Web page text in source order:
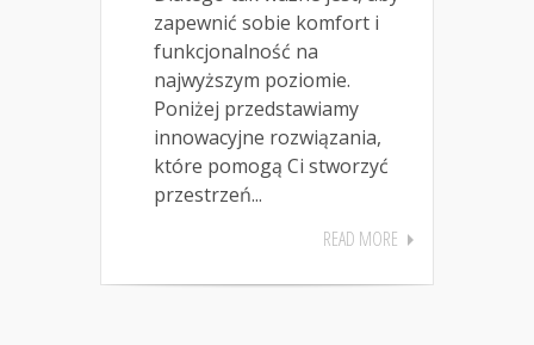
zapewnić sobie komfort i
funkcjonalność na
najwyższym poziomie.
Poniżej przedstawiamy
innowacyjne rozwiązania,
które pomogą Ci stworzyć
przestrzeń...
READ MORE